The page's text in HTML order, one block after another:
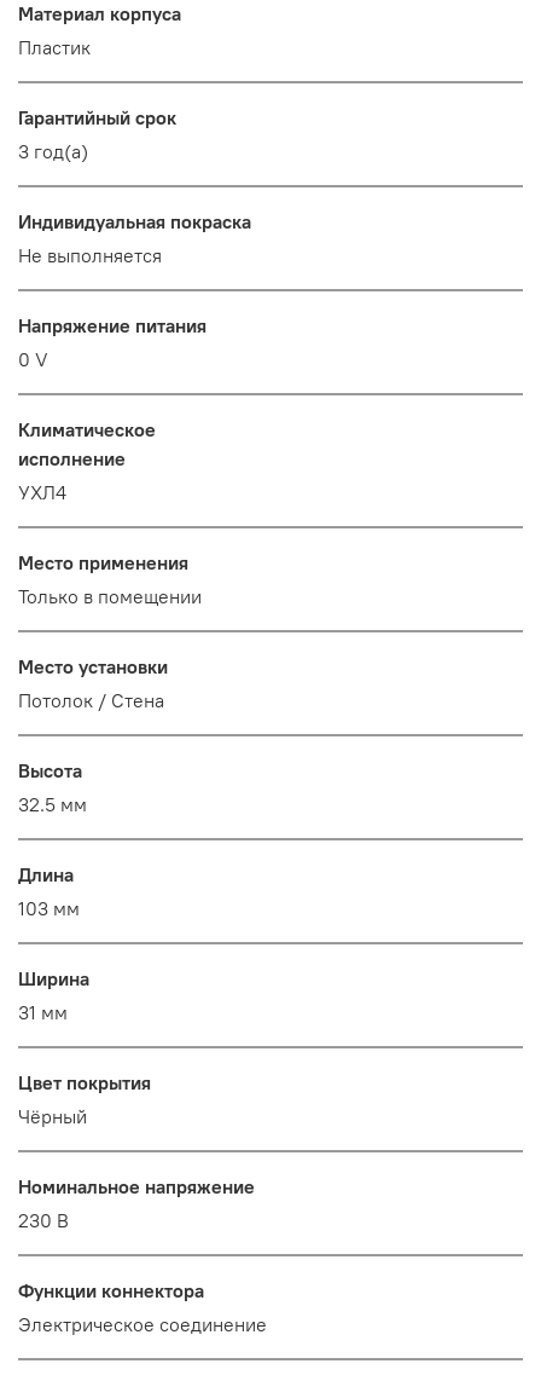
Материал корпуса
Пластик
Гарантийный срок
3 год(а)
Индивидуальная покраска
Не выполняется
Напряжение питания
0 V
Климатическое
исполнение
УХЛ4
Место применения
Только в помещении
Место установки
Потолок / Cтена
Высота
32.5 мм
Длина
103 мм
Ширина
31 мм
Цвет покрытия
Чёрный
Номинальное напряжение
230 В
Функции коннектора
Электрическое соединение